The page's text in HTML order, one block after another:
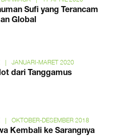
Sufi yang Terancam
Global
| JANUARI-MARET 2020
dari Tanggamus
| OKTOBER-DESEMBER 2018
Kembali ke Sarangnya